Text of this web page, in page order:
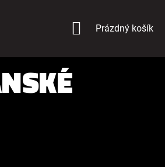
NÁKUPNÍ
Prázdný košík